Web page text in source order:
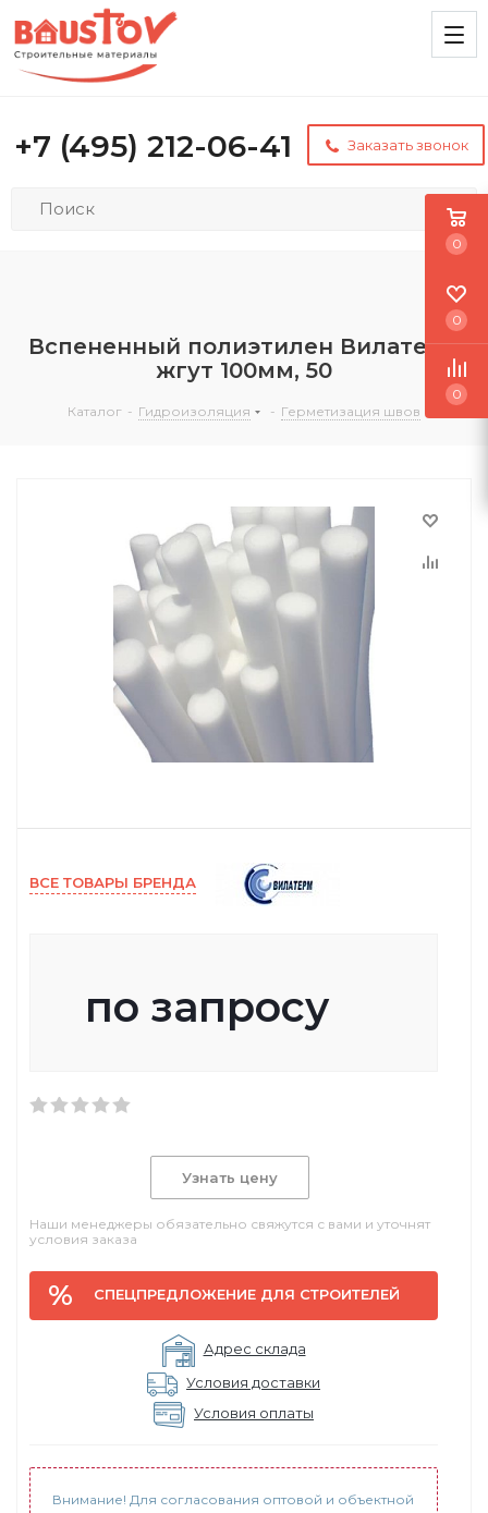
+7 (495) 212-06-41 Заказать звонок
Вспененный полиэтилен Вилатерм
жгут 100мм, 50
Каталог - Гидроизоляция - Герметизация швов
ВСЕ ТОВАРЫ БРЕНДА
по запросу
Узнать цену
Наши менеджеры обязательно свяжутся с вами и уточнят
условия заказа
СПЕЦПРЕДЛОЖЕНИЕ ДЛЯ СТРОИТЕЛЕЙ
Адрес склада
Условия доставки
Условия оплаты
Внимание! Для согласования оптовой и объектной
0
0
0